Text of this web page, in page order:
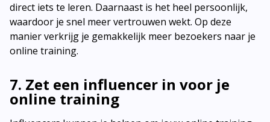
direct iets te leren. Daarnaast is het heel persoonlijk,
waardoor je snel meer vertrouwen wekt. Op deze
manier verkrijg je gemakkelijk meer bezoekers naar je
online training.
7. Zet een influencer in voor je
online training